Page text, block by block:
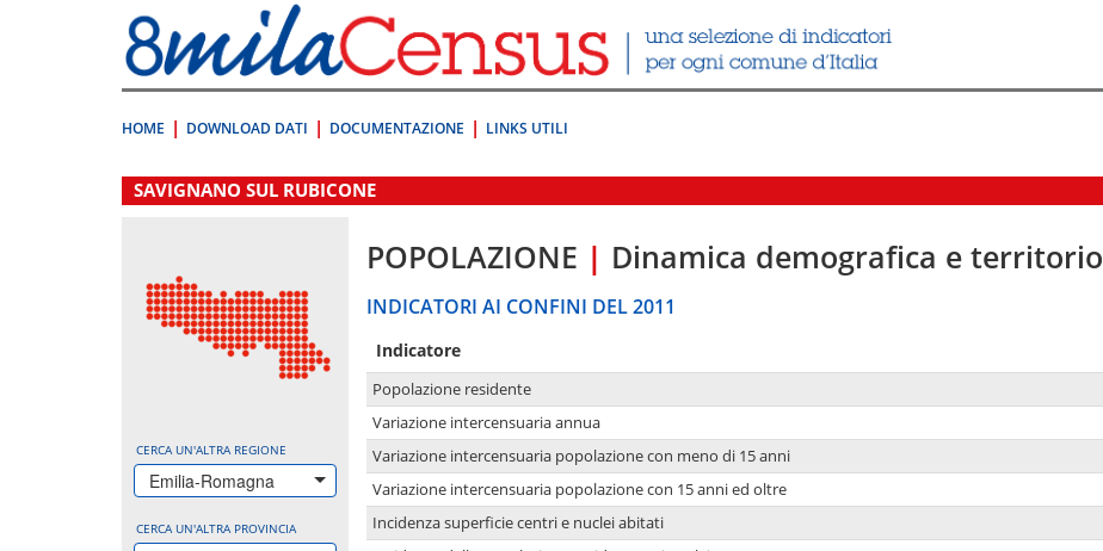
direttamente
a:
Contenuto
HOME DOWNLOAD DATI DOCUMENTAZIONE LINKS UTILI
.
SAVIGNANO SUL RUBICONE
CERCA UN'ALTRA REGIONE
Emilia-Romagna
CERCA UN'ALTRA PROVINCIA
POPOLAZIONE | Dinamica demografica e territorio
INDICATORI AI CONFINI DEL 2011
Indicatore
Popolazione residente
Variazione intercensuaria annua
Variazione intercensuaria popolazione con meno di 15 anni
Variazione intercensuaria popolazione con 15 anni ed oltre
Incidenza superficie centri e nuclei abitati